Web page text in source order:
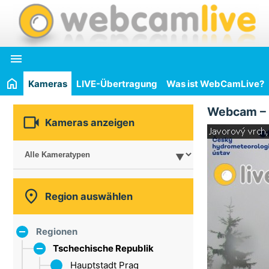

Kameras LIVE-Übertragung Was ist WebCamLive?
 Kameras anzeigen
 Region auswählen
Regionen
Tschechische Republik
Hauptstadt Prag
Webcam –